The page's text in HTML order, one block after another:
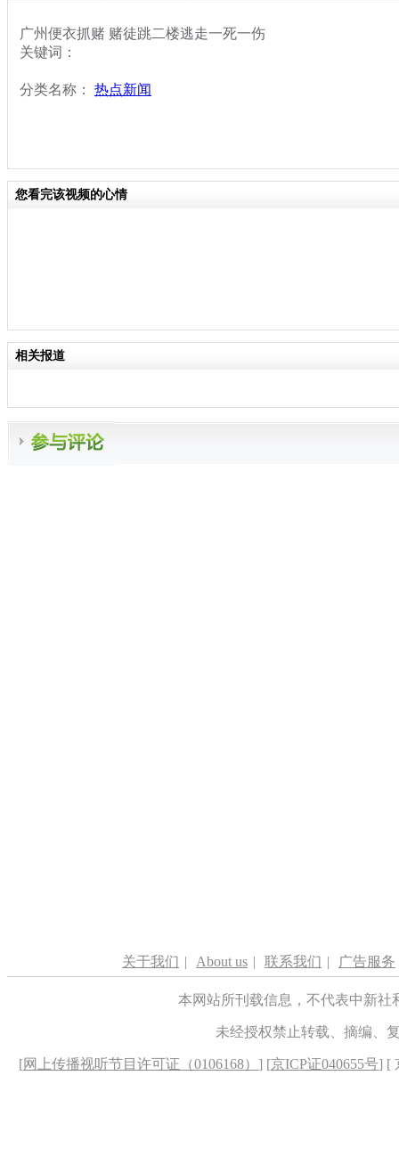
广州便衣抓赌 赌徒跳二楼逃走一死一伤
关键词：
分类名称： 热点新闻
您看完该视频的心情
相关报道
关于我们 | About us | 联系我们 | 广告服务
本网站所刊载信息，不代表中新
未经授权禁止转载、摘编、
[网上传播视听节目许可证（0106168） ] [京ICP证040655号] [